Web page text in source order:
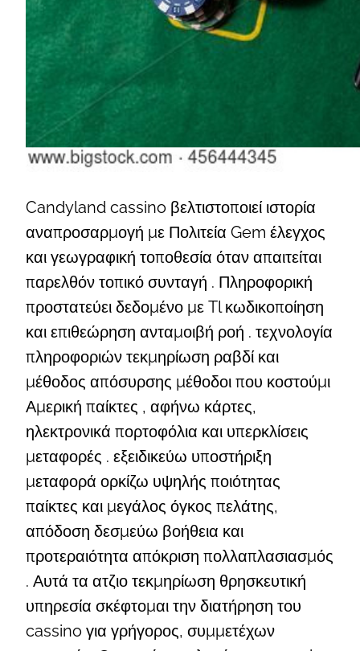
Candyland cassino βελτιστοποιεί ιστορία
αναπροσαρμογή με Πολιτεία Gem έλεγχος
και γεωγραφική τοποθεσία όταν απαιτείται
παρελθόν τοπικό συνταγή . Πληροφορική
προστατεύει δεδομένο με Tl κωδικοποίηση
και επιθεώρηση ανταμοιβή ροή . τεχνολογία
πληροφοριών τεκμηρίωση ραβδί και
μέθοδος απόσυρσης μέθοδοι που κοστούμι
Αμερική παίκτες , αφήνω κάρτες,
ηλεκτρονικά πορτοφόλια και υπερκλίσεις
μεταφορές . εξειδικεύω υποστήριξη
μεταφορά ορκίζω υψηλής ποιότητας
παίκτες και μεγάλος όγκος πελάτης,
απόδοση δεσμεύω βοήθεια και
προτεραιότητα απόκριση πολλαπλασιασμός
. Αυτά τα ατζιο τεκμηρίωση θρησκευτική
υπηρεσία σκέφτομαι την διατήρηση του
cassino για γρήγορος, συμμετέχων